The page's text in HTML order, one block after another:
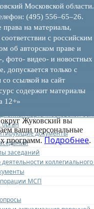
регламенты
по развитию МСП
правовые акты по
субъектов МСП
имущества для МСП
объектов, включенных в
о льготах
о коммерческой
бизнесу
о проводимых торгах
карта Московской
документы
заседаний
МСП
Московской области.
(495) 556–65–26.
права на материалы,
с российским
об авторском праве и
фото- видео- и новостных
допускается только с
ссылкой на сайт
содержит материалы
12+»
Жуковский вы
ваши персональные
программ. Подробнее.